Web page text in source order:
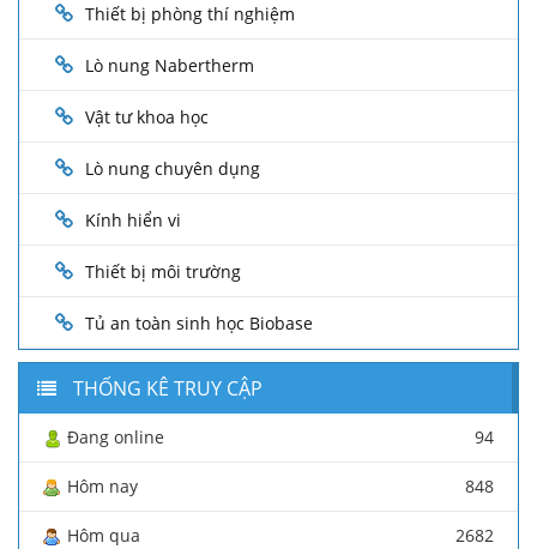
Thiết bị phòng thí nghiệm
Lò nung Nabertherm
Vật tư khoa học
Lò nung chuyên dụng
Kính hiển vi
Thiết bị môi trường
Tủ an toàn sinh học Biobase
THỐNG KÊ TRUY CẬP
Đang online 94
Hôm nay 848
Hôm qua 2682